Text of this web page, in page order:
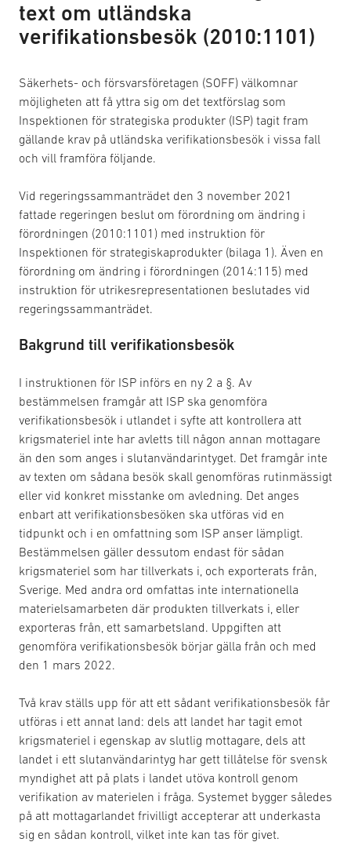
text om utländska
verifikationsbesök (2010:1101)
Säkerhets- och försvarsföretagen (SOFF) välkomnar
möjligheten att få yttra sig om det textförslag som
Inspektionen för strategiska produkter (ISP) tagit fram
gällande krav på utländska verifikationsbesök i vissa fall
och vill framföra följande.
Vid regeringssammanträdet den 3 november 2021
fattade regeringen beslut om förordning om ändring i
förordningen (2010:1101) med instruktion för
Inspektionen för strategiskaprodukter (bilaga 1). Även en
förordning om ändring i förordningen (2014:115) med
instruktion för utrikesrepresentationen beslutades vid
regeringssammanträdet.
Bakgrund till verifikationsbesök
I instruktionen för ISP införs en ny 2 a §. Av
bestämmelsen framgår att ISP ska genomföra
verifikationsbesök i utlandet i syfte att kontrollera att
krigsmateriel inte har avletts till någon annan mottagare
än den som anges i slutanvändarintyget. Det framgår inte
av texten om sådana besök skall genomföras rutinmässigt
eller vid konkret misstanke om avledning. Det anges
enbart att verifikationsbesöken ska utföras vid en
tidpunkt och i en omfattning som ISP anser lämpligt.
Bestämmelsen gäller dessutom endast för sådan
krigsmateriel som har tillverkats i, och exporterats från,
Sverige. Med andra ord omfattas inte internationella
materielsamarbeten där produkten tillverkats i, eller
exporteras från, ett samarbetsland. Uppgiften att
genomföra verifikationsbesök börjar gälla från och med
den 1 mars 2022.
Två krav ställs upp för att ett sådant verifikationsbesök får
utföras i ett annat land: dels att landet har tagit emot
krigsmateriel i egenskap av slutlig mottagare, dels att
landet i ett slutanvändarintyg har gett tillåtelse för svensk
myndighet att på plats i landet utöva kontroll genom
verifikation av materielen i fråga. Systemet bygger således
på att mottagarlandet frivilligt accepterar att underkasta
sig en sådan kontroll, vilket inte kan tas för givet.